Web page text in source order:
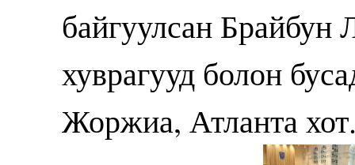
байгуулсан Брайбун
хуврагууд болон
Жоржиа, Атланта